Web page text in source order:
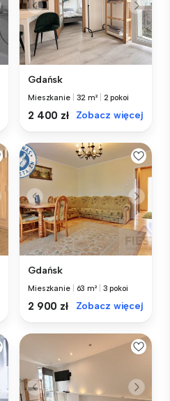
Gdańsk
Mieszkanie 32 m² 2 pokoi
2 400 zł Zobacz więcej
Gdańsk
Mieszkanie 63 m² 3 pokoi
2 900 zł Zobacz więcej